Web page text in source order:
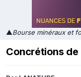
▲Bourse minéraux et
Concrétions de